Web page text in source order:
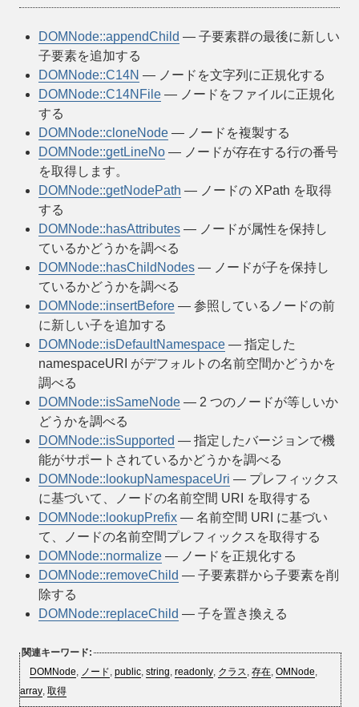
DOMNode::appendChild — 子要素群の最後に新しい
子要素を追加する
DOMNode::C14N — ノードを文字列に正規化する
DOMNode::C14NFile — ノードをファイルに正規化
する
DOMNode::cloneNode — ノードを複製する
DOMNode::getLineNo — ノードが存在する行の番号
を取得します。
DOMNode::getNodePath — ノードの XPath を取得
する
DOMNode::hasAttributes — ノードが属性を保持し
ているかどうかを調べる
DOMNode::hasChildNodes — ノードが子を保持し
ているかどうかを調べる
DOMNode::insertBefore — 参照しているノードの前
に新しい子を追加する
DOMNode::isDefaultNamespace — 指定した
namespaceURI がデフォルトの名前空間かどうかを
調べる
DOMNode::isSameNode — 2 つのノードが等しいか
どうかを調べる
DOMNode::isSupported — 指定したバージョンで機
能がサポートされているかどうかを調べる
DOMNode::lookupNamespaceUri — プレフィックス
に基づいて、ノードの名前空間 URI を取得する
DOMNode::lookupPrefix — 名前空間 URI に基づい
て、ノードの名前空間プレフィックスを取得する
DOMNode::normalize — ノードを正規化する
DOMNode::removeChild — 子要素群から子要素を削
除する
DOMNode::replaceChild — 子を置き換える
関連キーワード:
DOMNode, ノード, public, string, readonly, クラス, 存在, OMNode,
array, 取得